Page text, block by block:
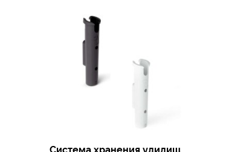
Система хранения удилищ